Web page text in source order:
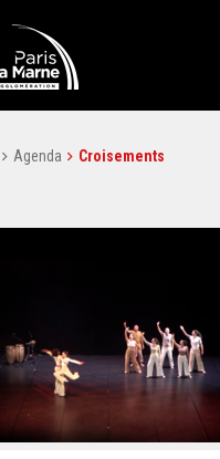
Agenda Croisements